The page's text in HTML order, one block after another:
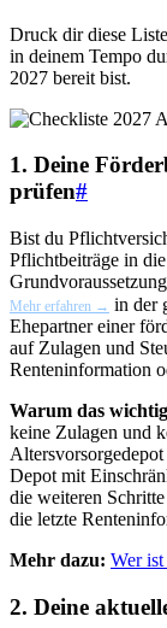
Druck dir diese
in deinem Tempo
2027 bereit bist.
1. Deine
prüfen#
Bist du
Pflichtbeiträge in
Mehr erfahren → in der
Ehepartner einer
auf Zulagen und
Renteninformation
Warum das
keine Zulagen und
Depot mit
die weiteren
die letzte
Mehr dazu: Wer
2. Deine